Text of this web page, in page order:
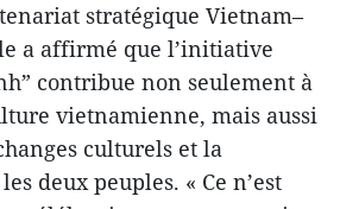
stratégique Vietnam–
a affirmé que l’initiative
contribue non seulement à
vietnamienne, mais aussi
culturels et la
deux peuples. « Ce n’est